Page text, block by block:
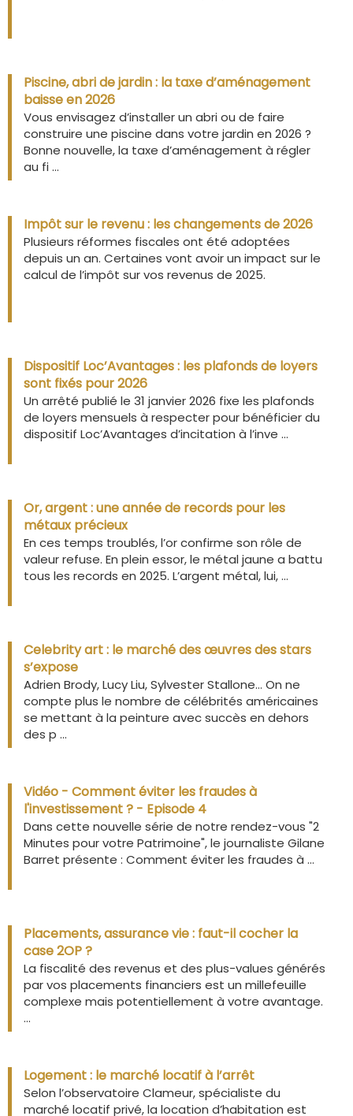
Piscine, abri de jardin : la taxe d’aménagement
baisse en 2026
Vous envisagez d’installer un abri ou de faire
construire une piscine dans votre jardin en 2026 ?
Bonne nouvelle, la taxe d’aménagement à régler
au fi ...
Impôt sur le revenu : les changements de 2026
Plusieurs réformes fiscales ont été adoptées
depuis un an. Certaines vont avoir un impact sur le
calcul de l’impôt sur vos revenus de 2025.
Dispositif Loc’Avantages : les plafonds de loyers
sont fixés pour 2026
Un arrêté publié le 31 janvier 2026 fixe les plafonds
de loyers mensuels à respecter pour bénéficier du
dispositif Loc’Avantages d’incitation à l’inve ...
Or, argent : une année de records pour les
métaux précieux
En ces temps troublés, l’or confirme son rôle de
valeur refuse. En plein essor, le métal jaune a battu
tous les records en 2025. L’argent métal, lui, ...
Celebrity art : le marché des œuvres des stars
s’expose
Adrien Brody, Lucy Liu, Sylvester Stallone… On ne
compte plus le nombre de célébrités américaines
se mettant à la peinture avec succès en dehors
des p ...
Vidéo - Comment éviter les fraudes à
l'investissement ? - Episode 4
Dans cette nouvelle série de notre rendez-vous "2
Minutes pour votre Patrimoine", le journaliste Gilane
Barret présente : Comment éviter les fraudes à ...
Placements, assurance vie : faut-il cocher la
case 2OP ?
La fiscalité des revenus et des plus-values générés
par vos placements financiers est un millefeuille
complexe mais potentiellement à votre avantage.
...
Logement : le marché locatif à l’arrêt
Selon l’observatoire Clameur, spécialiste du
marché locatif privé, la location d’habitation est